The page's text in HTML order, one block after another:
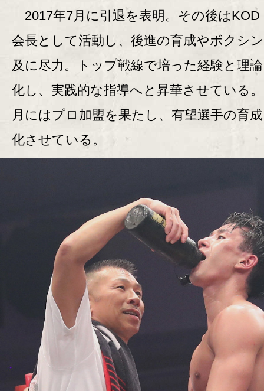
2017年7月に引退を表明。その後はKOD
会長として活動し、後進の育成やボクシ
及に尽力。トップ戦線で培った経験と理
化し、実践的な指導へと昇華させている
月にはプロ加盟を果たし、有望選手の育
化させている。